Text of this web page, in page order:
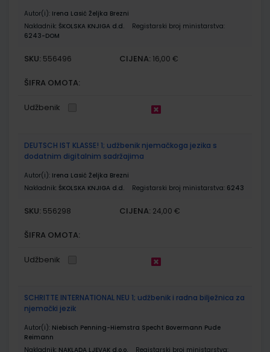
Autor(i): Irena Lasić Željka Brezni
Nakladnik: ŠKOLSKA KNJIGA d.d.
Registarski broj ministarstva:
6243-DOM
SKU: 556496 CIJENA: 16,00 €
ŠIFRA OMOTA:
Udžbenik
DEUTSCH IST KLASSE! 1; udžbenik njemačkoga jezika s
dodatnim digitalnim sadržajima
Autor(i): Irena Lasić Željka Brezni
Nakladnik: ŠKOLSKA KNJIGA d.d. Registarski broj ministarstva: 6243
SKU: 556298 CIJENA: 24,00 €
ŠIFRA OMOTA:
Udžbenik
SCHRITTE INTERNATIONAL NEU 1; udžbenik i radna bilježnica za
njemački jezik
Autor(i): Niebisch Penning-Hiemstra Specht Bovermann Pude
Reimann
Nakladnik: NAKLADA LJEVAK d.o.o. Registarski broj ministarstva: